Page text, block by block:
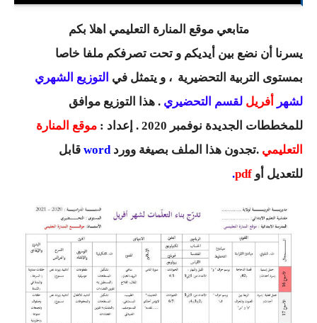
التعليم المتوسط
السنة الاولى متوسط
السنة الثانية متوسط
السنة الثالثة متوسط
شهادة التعليم المتوسط
بنك الفروض و الاختبارات
محفظة الأستاذ
بنك مذكرات الاستاذ
متابعي موقع المنارة التعليمي اهلا بكم
يسرنا أن نضع بين أيديكم و تحت تصرفكم ملفا خاصا
بمستوى التربية التحضيرية ، و يتمثل في التوزيع الشهري
لشهر
أفريل لقسم التحضيري . هذا التوزيع موافق
للمخططات الجديدة نوفمبر 2020 . إعداد :
موقع المنارة
التعليمي .تجدون هذا الملف بصيغة ووردword قابل
للتعديل أو pdf
.